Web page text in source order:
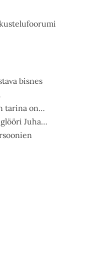
bisnes
tarina on…
Juha…